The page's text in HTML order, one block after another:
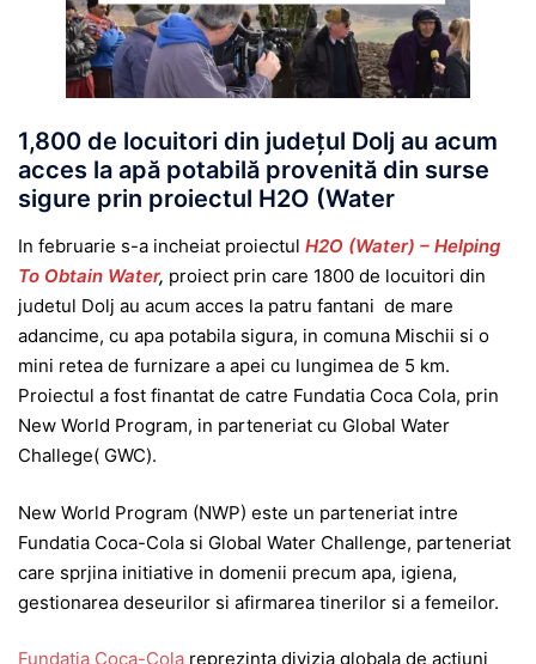
1,800 de locuitori din județul Dolj au acum
acces la apă potabilă provenită din surse
sigure prin proiectul H2O (Water
In februarie s-a incheiat proiectul H2O (Water) – Helping
To Obtain Water, proiect prin care 1800 de locuitori din
judetul Dolj au acum acces la patru fantani de mare
adancime, cu apa potabila sigura, in comuna Mischii si o
mini retea de furnizare a apei cu lungimea de 5 km.
Proiectul a fost finantat de catre Fundatia Coca Cola, prin
New World Program, in parteneriat cu Global Water
Challege( GWC).
New World Program (NWP) este un parteneriat intre
Fundatia Coca-Cola si Global Water Challenge, parteneriat
care sprjina initiative in domenii precum apa, igiena,
gestionarea deseurilor si afirmarea tinerilor si a femeilor.
Fundatia Coca-Cola reprezinta divizia globala de actiuni